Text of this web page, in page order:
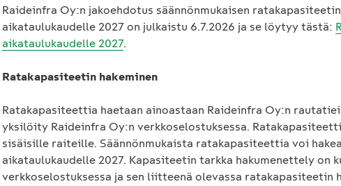
Raideinfra Oy:n jakoehdotus säännönmukaisen
aikataulukaudelle 2027 on julkaistu 6.7.2026 ja se löytyy tästä:
aikataulukaudelle 2027.
Ratakapasiteetin hakeminen
Ratakapasiteettia haetaan ainoastaan Raideinfra Oy:n
yksilöity Raideinfra Oy:n verkkoselostuksessa.
sisäisille raiteille. Säännönmukaista ratakapasiteettia voi
aikataulukaudelle 2027. Kapasiteetin tarkka hakumenettely on
verkkoselostuksessa ja sen liitteenä olevassa ratakapasiteetin